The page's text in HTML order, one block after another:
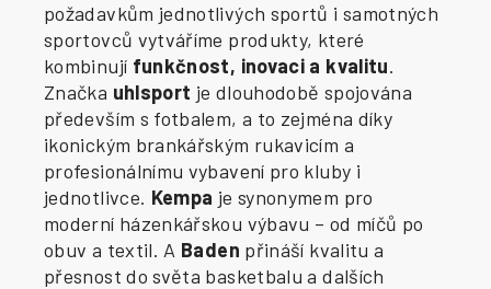
požadavkům jednotlivých sportů i samotných
sportovců vytváříme produkty, které
kombinují funkčnost, inovaci a kvalitu.
Značka uhlsport je dlouhodobě spojována
především s fotbalem, a to zejména díky
ikonickým brankářským rukavicím a
profesionálnímu vybavení pro kluby i
jednotlivce. Kempa je synonymem pro
moderní házenkářskou výbavu – od míčů po
obuv a textil. A Baden přináší kvalitu a
přesnost do světa basketbalu a dalších